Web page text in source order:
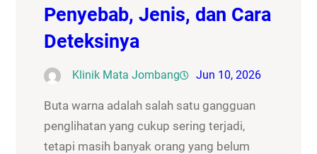
Penyebab, Jenis, dan Cara
Deteksinya
Klinik Mata Jombang Jun 10, 2026
Buta warna adalah salah satu gangguan
penglihatan yang cukup sering terjadi,
tetapi masih banyak orang yang belum